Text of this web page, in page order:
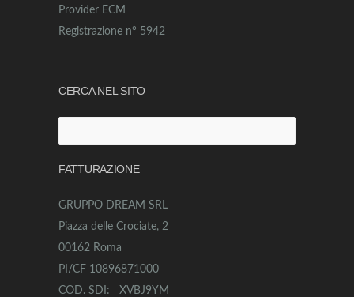
Provider ECM
Registrazione n° 5942
CERCA NEL SITO
per:
FATTURAZIONE
GRUPPO DREAM SRL
Piazza delle Crociate, 2
00162 Roma
PI/CF 10896871000
COD. SDI: XVBJ9YM